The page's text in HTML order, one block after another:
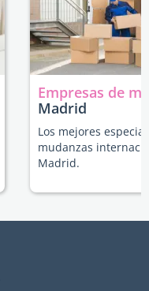
Empresas de
Madrid
Los mejores
mudanzas
Madrid.